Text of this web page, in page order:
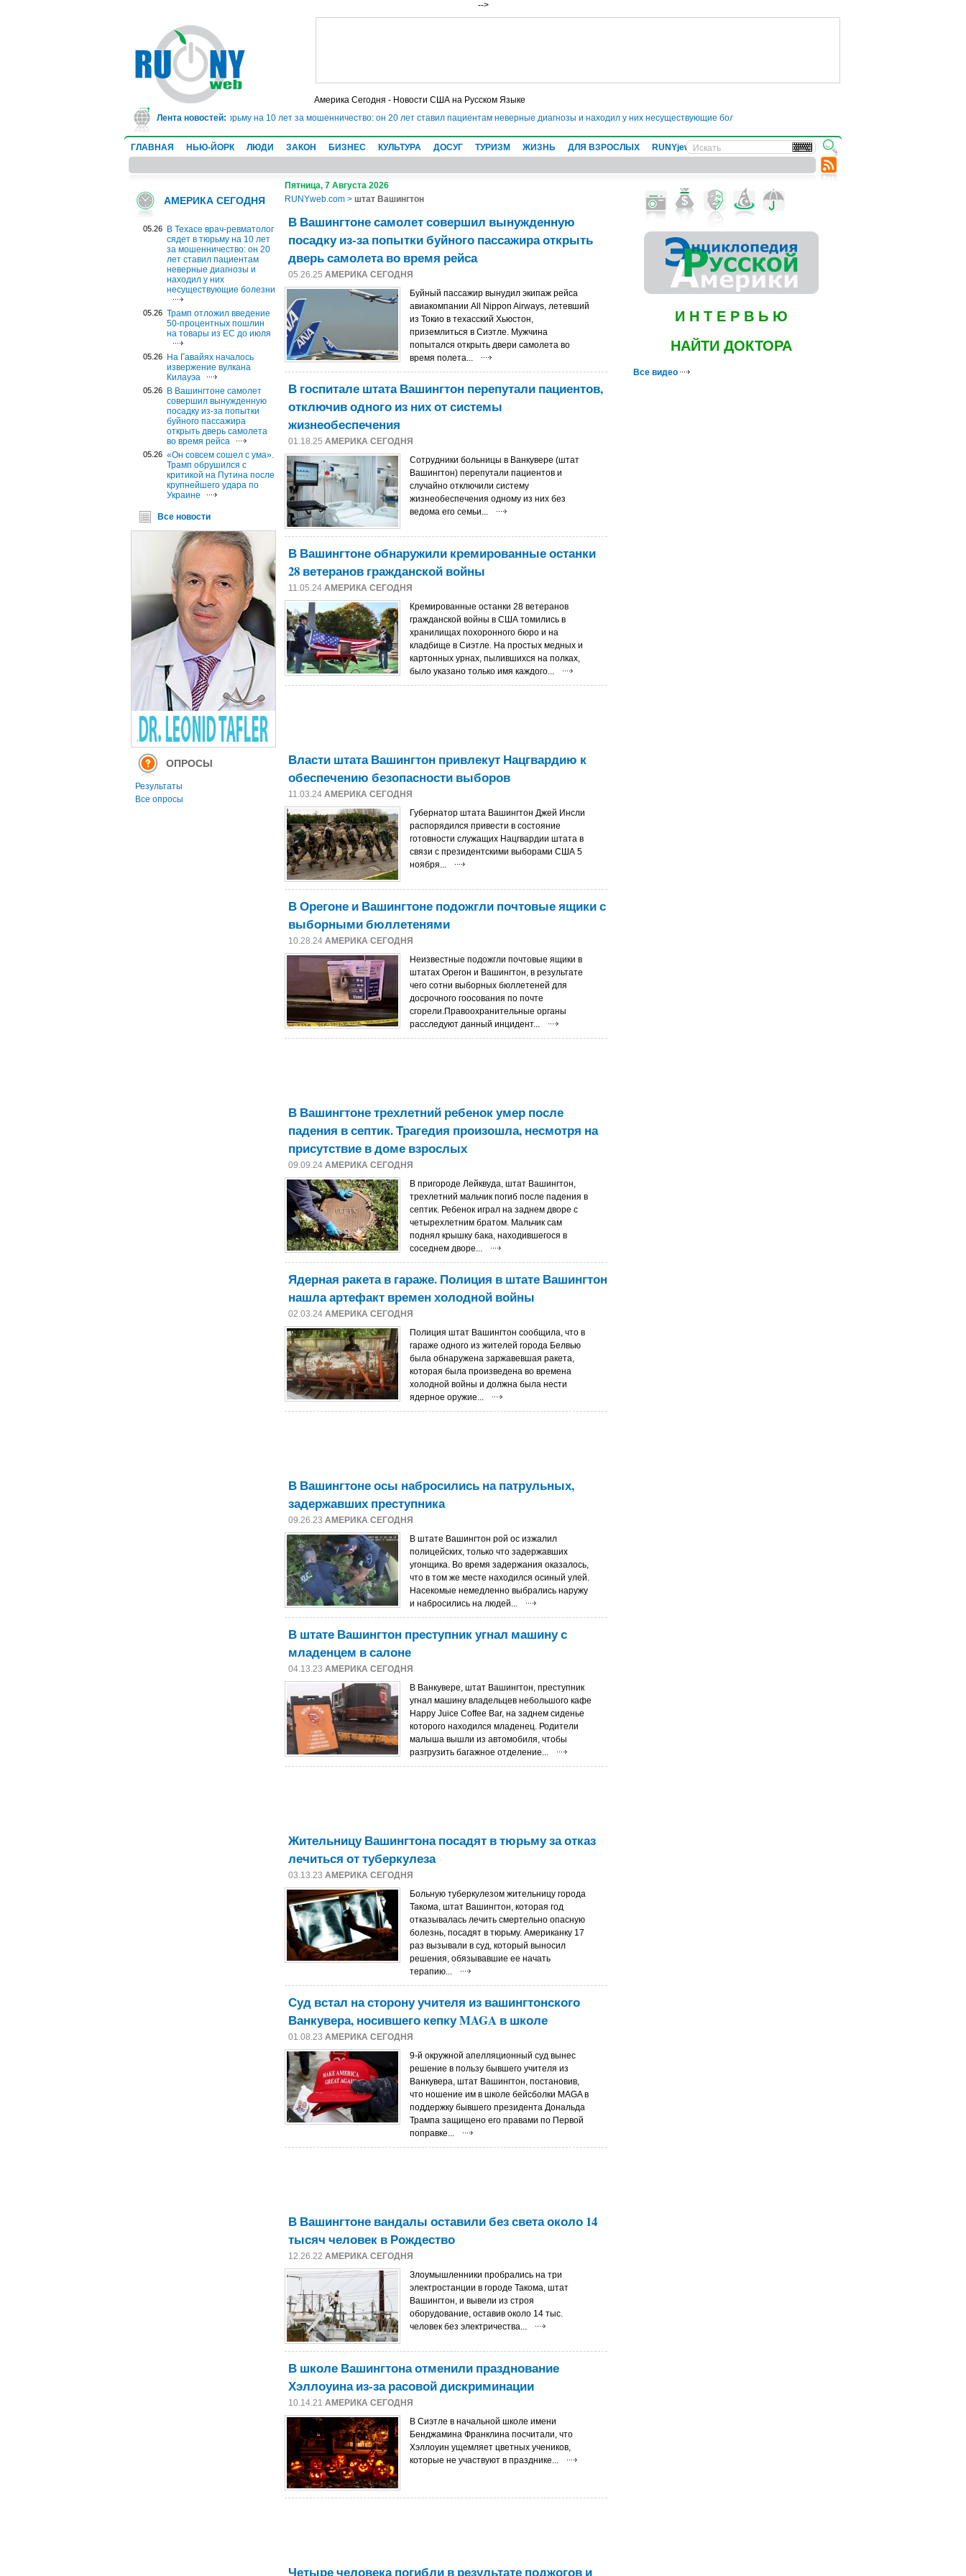
-->
Америка Сегодня - Новости США на Русском Языке
Лента новостей:
В Техасе врач-ревматолог сядет в тюрьму на 10 лет за мошенничество: он 20 лет ставил пациентам неверные диагнозы и находил у них несуществующие болезни●
ГЛАВНАЯ НЬЮ-ЙОРК ЛЮДИ ЗАКОН БИЗНЕС КУЛЬТУРА ДОСУГ ТУРИЗМ ЖИЗНЬ ДЛЯ ВЗРОСЛЫХ RUNYjews ВЕСТИ ИЗ УКРАИНЫ
АМЕРИКА СЕГОДНЯ
05.26
В Техасе врач-ревматолог
сядет в тюрьму на 10 лет
за мошенничество: он 20
лет ставил пациентам
неверные диагнозы и
находил у них
несуществующие болезни
05.26 Трамп отложил введение
50-процентных пошлин
на товары из ЕС до июля
05.26
На Гавайях началось
извержение вулкана
Килауэа
05.26
В Вашингтоне самолет
совершил вынужденную
посадку из-за попытки
буйного пассажира
открыть дверь самолета
во время рейса
05.26 «Он совсем сошел с ума».
Трамп обрушился с
критикой на Путина после
крупнейшего удара по
Украине
Все новости
ОПРОСЫ
Результаты
Все опросы
Пятница, 7 Августа 2026
RUNYweb.com > штат Вашингтон
В Вашингтоне самолет совершил вынужденную
посадку из-за попытки буйного пассажира открыть
дверь самолета во время рейса
05.26.25 АМЕРИКА СЕГОДНЯ
Буйный пассажир вынудил экипаж рейса
авиакомпании All Nippon Airways, летевший
из Токио в техасский Хьюстон,
приземлиться в Сиэтле. Мужчина
попытался открыть двери самолета во
время полета...
В госпитале штата Вашингтон перепутали пациентов,
отключив одного из них от системы
жизнеобеспечения
01.18.25 АМЕРИКА СЕГОДНЯ
Сотрудники больницы в Ванкувере (штат
Вашингтон) перепутали пациентов и
случайно отключили систему
жизнеобеспечения одному из них без
ведома его семьи...
В Вашингтоне обнаружили кремированные останки
28 ветеранов гражданской войны
11.05.24 АМЕРИКА СЕГОДНЯ
Кремированные останки 28 ветеранов
гражданской войны в США томились в
хранилищах похоронного бюро и на
кладбище в Сиэтле. На простых медных и
картонных урнах, пылившихся на полках,
было указано только имя каждого...
Власти штата Вашингтон привлекут Нацгвардию к
обеспечению безопасности выборов
11.03.24 АМЕРИКА СЕГОДНЯ
Губернатор штата Вашингтон Джей Инсли
распорядился привести в состояние
готовности служащих Нацгвардии штата в
связи с президентскими выборами США 5
ноября...
В Орегоне и Вашингтоне подожгли почтовые ящики с
выборными бюллетенями
10.28.24 АМЕРИКА СЕГОДНЯ
Неизвестные подожгли почтовые ящики в
штатах Орегон и Вашингтон, в результате
чего сотни выборных бюллетеней для
досрочного гоосования по почте
сгорели.Правоохранительные органы
расследуют данный инцидент...
В Вашингтоне трехлетний ребенок умер после
падения в септик. Трагедия произошла, несмотря на
присутствие в доме взрослых
09.09.24 АМЕРИКА СЕГОДНЯ
В пригороде Лейквуда, штат Вашингтон,
трехлетний мальчик погиб после падения в
септик. Ребенок играл на заднем дворе с
четырехлетним братом. Мальчик сам
поднял крышку бака, находившегося в
соседнем дворе...
Ядерная ракета в гараже. Полиция в штате Вашингтон
нашла артефакт времен холодной войны
02.03.24 АМЕРИКА СЕГОДНЯ
Полиция штат Вашингтон сообщила, что в
гараже одного из жителей города Белвью
была обнаружена заржавевшая ракета,
которая была произведена во времена
холодной войны и должна была нести
ядерное оружие...
В Вашингтоне осы набросились на патрульных,
задержавших преступника
09.26.23 АМЕРИКА СЕГОДНЯ
В штате Вашингтон рой ос изжалил
полицейских, только что задержавших
угонщика. Во время задержания оказалось,
что в том же месте находился осиный улей.
Насекомые немедленно выбрались наружу
и набросились на людей...
В штате Вашингтон преступник угнал машину с
младенцем в салоне
04.13.23 АМЕРИКА СЕГОДНЯ
В Ванкувере, штат Вашингтон, преступник
угнал машину владельцев небольшого кафе
Happy Juice Coffee Bar, на заднем сиденье
которого находился младенец. Родители
малыша вышли из автомобиля, чтобы
разгрузить багажное отделение...
Жительницу Вашингтона посадят в тюрьму за отказ
лечиться от туберкулеза
03.13.23 АМЕРИКА СЕГОДНЯ
Больную туберкулезом жительницу города
Такома, штат Вашингтон, которая год
отказывалась лечить смертельно опасную
болезнь, посадят в тюрьму. Американку 17
раз вызывали в суд, который выносил
решения, обязывавшие ее начать
терапию...
Суд встал на сторону учителя из вашингтонского
Ванкувера, носившего кепку MAGA в школе
01.08.23 АМЕРИКА СЕГОДНЯ
9-й окружной апелляционный суд вынес
решение в пользу бывшего учителя из
Ванкувера, штат Вашингтон, постановив,
что ношение им в школе бейсболки MAGA в
поддержку бывшего президента Дональда
Трампа защищено его правами по Первой
поправке...
В Вашингтоне вандалы оставили без света около 14
тысяч человек в Рождество
12.26.22 АМЕРИКА СЕГОДНЯ
Злоумышленники пробрались на три
электростанции в городе Такома, штат
Вашингтон, и вывели из строя
оборудование, оставив около 14 тыс.
человек без электричества...
В школе Вашингтона отменили празднование
Хэллоуина из-за расовой дискриминации
10.14.21 АМЕРИКА СЕГОДНЯ
В Сиэтле в начальной школе имени
Бенджамина Франклина посчитали, что
Хэллоуин ущемляет цветных учеников,
которые не участвуют в празднике...
Четыре человека погибли в результате поджогов и
И Н Т Е Р В Ь Ю
НАЙТИ ДОКТОРА
Все видео